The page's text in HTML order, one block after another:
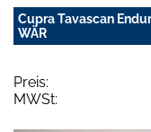
Cupra Tavascan
WÄR
Preis:
MWSt: